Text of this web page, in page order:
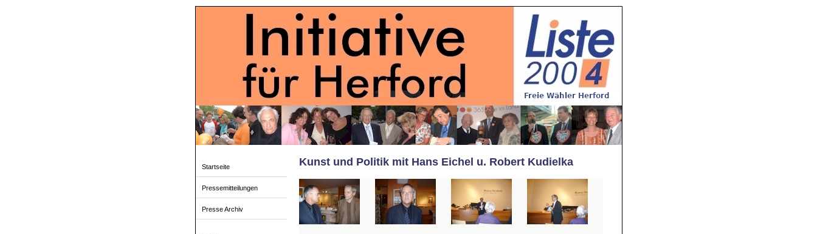
Startseite
Pressemitteilungen
Presse Archiv
Kunst und Politik mit Hans Eichel u. Robert Kudielka